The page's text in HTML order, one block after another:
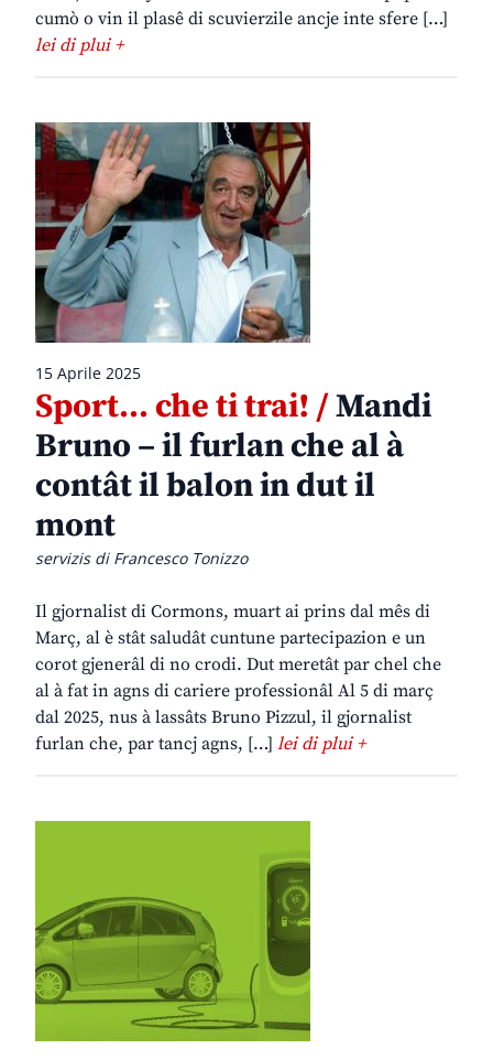
cumò o vin il plasê di scuvierzile ancje inte sfere […]
lei di plui +
15 Aprile 2025
Sport… che ti trai! /Mandi
Bruno – il furlan che al à
contât il balon in dut il
mont
servizis di Francesco Tonizzo
Il gjornalist di Cormons, muart ai prins dal mês di
Març, al è stât saludât cuntune partecipazion e un
corot gjenerâl di no crodi. Dut meretât par chel che
al à fat in agns di cariere professionâl Al 5 di març
dal 2025, nus à lassâts Bruno Pizzul, il gjornalist
furlan che, par tancj agns, […] lei di plui +